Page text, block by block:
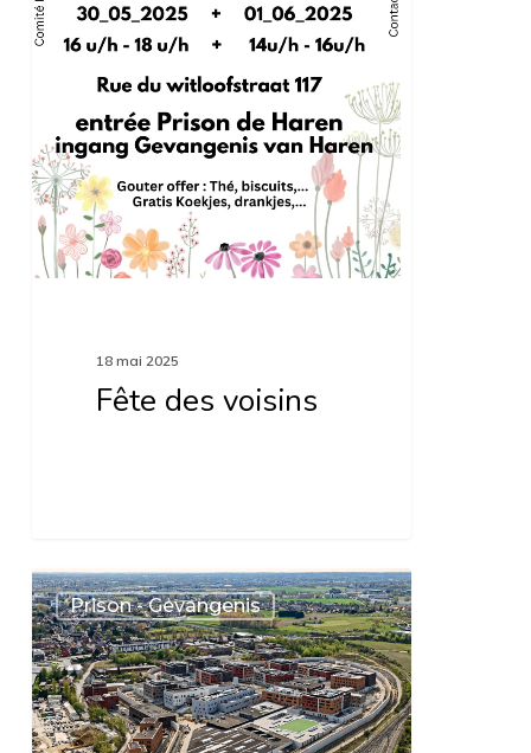
18 mai 2025
Fête des voisins
Rencontre
de(s)
village(s)
Prison - Gevangenis
0